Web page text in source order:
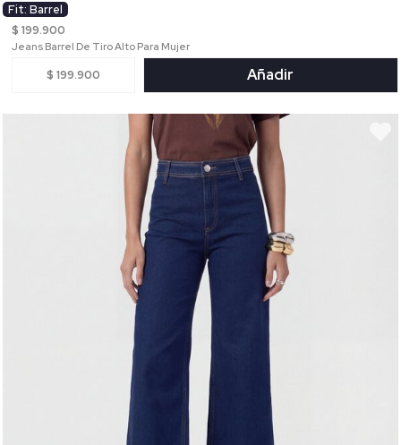
Fit: Barrel
$ 199.900
Jeans Barrel De Tiro Alto Para Mujer
$ 199.900 Añadir